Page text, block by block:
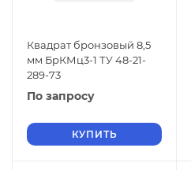
Квадрат бронзовый 8,5
мм БрКМц3-1 ТУ 48-21-
289-73
По запросу
КУПИТЬ